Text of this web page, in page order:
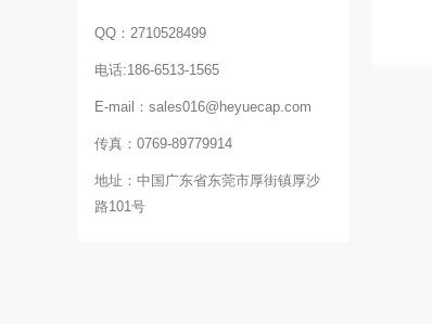
QQ：2710528499
电话:186-6513-1565
E-mail：sales016@heyuecap.com
传真：0769-89779914
地址：中国广东省东莞市厚街镇厚沙
路101号